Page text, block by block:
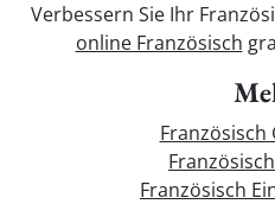
Verbessern Sie Ihr
online Französisch
Französisch